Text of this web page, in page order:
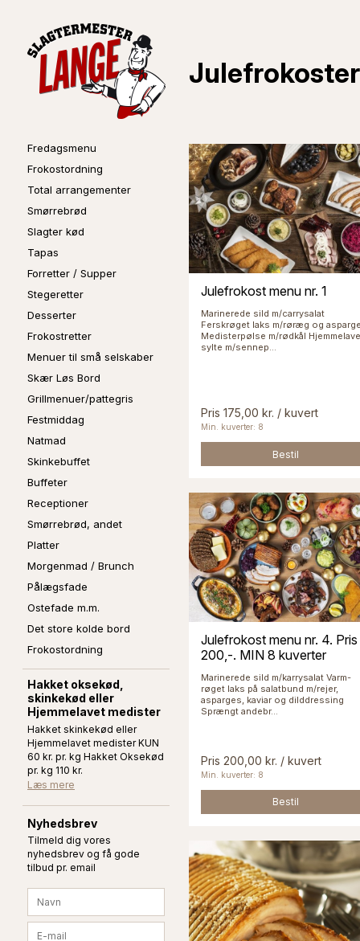
Fredagsmenu
Frokostordning
Total arrangementer
Smørrebrød
Slagter kød
Tapas
Forretter / Supper
Stegeretter
Desserter
Frokostretter
Menuer til små selskaber
Skær Løs Bord
Grillmenuer/pattegris
Festmiddag
Natmad
Skinkebuffet
Buffeter
Receptioner
Smørrebrød, andet
Platter
Morgenmad / Brunch
Pålægsfade
Ostefade m.m.
Det store kolde bord
Frokostordning
Hakket oksekød,
skinkekød eller
Hjemmelavet medister
Hakket skinkekød eller
Hjemmelavet medister KUN
60 kr. pr. kg Hakket Oksekød
pr. kg 110 kr.
Læs mere
Nyhedsbrev
Tilmeld dig vores
nyhedsbrev og få gode
tilbud pr. email
Julefrokoster
Julefrokost menu nr. 1
Marinerede sild m/carrysalat
Ferskrøget laks m/røræg og
Medisterpølse m/rødkål
sylte m/sennep...
Pris 175,00 kr. / kuvert
Min. kuverter: 8
Bestil
Julefrokost menu nr. 4. Pris
200,-. MIN 8 kuverter
Marinerede sild m/karrysalat Varm-
røget laks på salatbund m/rejer,
asparges, kaviar og dilddressing
Sprængt andebr...
Pris 200,00 kr. / kuvert
Min. kuverter: 8
Bestil